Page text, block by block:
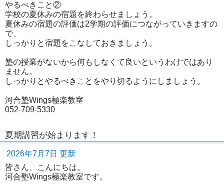
やるべきこと②
学校の夏休みの宿題を終わらせましょう。
夏休みの宿題の評価は2学期の評価につながっていきますの
で、
しっかりと宿題をこなしておきましょう。
塾の授業がないから何もしなくて良いというわけではあり
ません。
しっかりとやるべきことをやり切るようにしましょう。
河合塾Wings極楽教室
052-709-5330
夏期講習が始まります！
2026年7月7日 更新
皆さん、こんにちは。
河合塾Wings極楽教室です。